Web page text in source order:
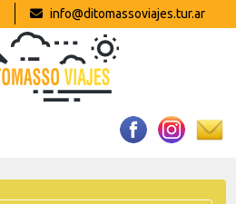
info@ditomassoviajes.tur.ar